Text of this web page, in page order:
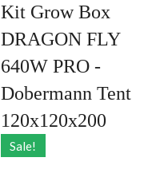
Kit Grow Box
DRAGON FLY
640W PRO -
Dobermann Tent
120x120x200
Sale!